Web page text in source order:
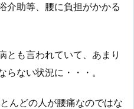
介助等、腰に負担がかかる
とも言われていて、あまり
ない状況に・・・。
んどの人が腰痛なのではな